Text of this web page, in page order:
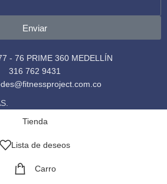
Enviar
- 76 PRIME 360 MEDELLÍN
316 762 9431
Tienda
Lista de deseos
Carro